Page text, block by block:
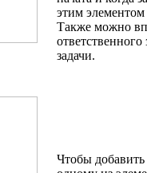
этим
Также можно
задачи.
Чтобы